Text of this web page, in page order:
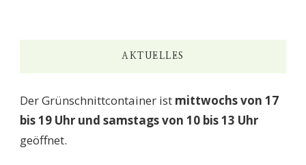
AKTUELLES
Der Grünschnittcontainer ist mittwochs von 17
bis 19 Uhr und samstags von 10 bis 13 Uhr
geöffnet.